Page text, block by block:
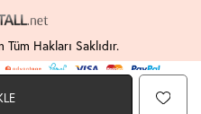
Hakları Saklıdır.